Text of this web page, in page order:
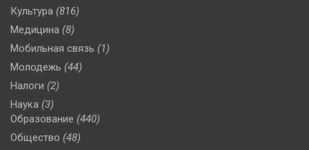
Культура (816)
Медицина (8)
Мобильная связь (1)
Молодежь (44)
Налоги (2)
Наука (3)
Образование (440)
Общество (48)